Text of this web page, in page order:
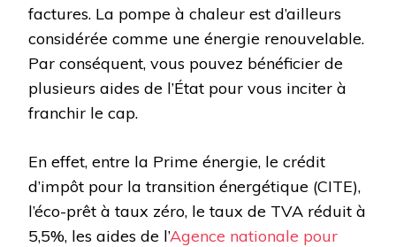
factures. La pompe à chaleur est d’ailleurs
considérée comme une énergie renouvelable.
Par conséquent, vous pouvez bénéficier de
plusieurs aides de l’État pour vous inciter à
franchir le cap.
En effet, entre la Prime énergie, le crédit
d’impôt pour la transition énergétique (CITE),
l’éco-prêt à taux zéro, le taux de TVA réduit à
5,5%, les aides de l’Agence nationale pour